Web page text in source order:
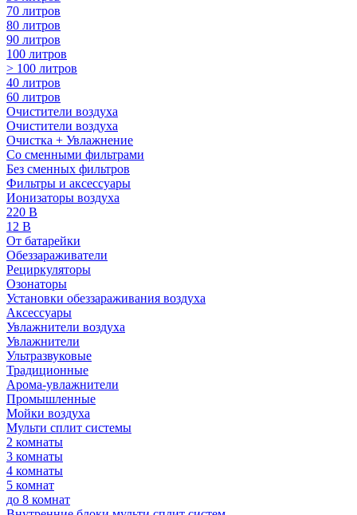
70 литров
80 литров
90 литров
100 литров
> 100 литров
40 литров
60 литров
Очистители воздуха
Очистители воздуха
Очистка + Увлажнение
Cо сменными фильтрами
Без сменных фильтров
Фильтры и аксессуары
Ионизаторы воздуха
220 В
12 В
От батарейки
Обеззараживатели
Рециркуляторы
Озонаторы
Установки обеззараживания воздуха
Аксессуары
Увлажнители воздуха
Увлажнители
Ультразвуковые
Традиционные
Арома-увлажнители
Промышленные
Мойки воздуха
Мульти сплит системы
2 комнаты
3 комнаты
4 комнаты
5 комнат
до 8 комнат